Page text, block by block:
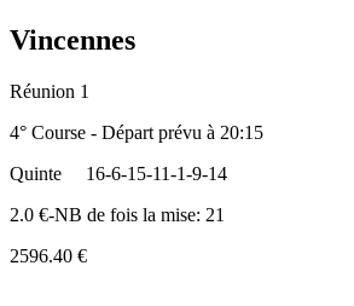
Vincennes
Réunion 1
4° Course - Départ prévu à 20:15
Quinte
16-6-15-11-1-9-14
2.0 €-NB de fois la mise: 21
2596.40 €